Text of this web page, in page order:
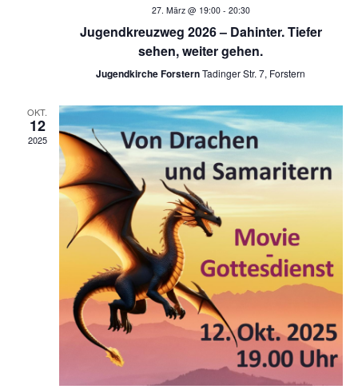
a
i
g
a
t
i
o
n
i
c
h
t
e
n
-
N
a
v
27. März @ 19:00- 20:30
Jugendkreuzweg 2026 – Dahinter. Tiefer
sehen, weiter gehen.
Jugendkirche ForsternTadinger Str. 7, Forstern
OKT.
12
2025